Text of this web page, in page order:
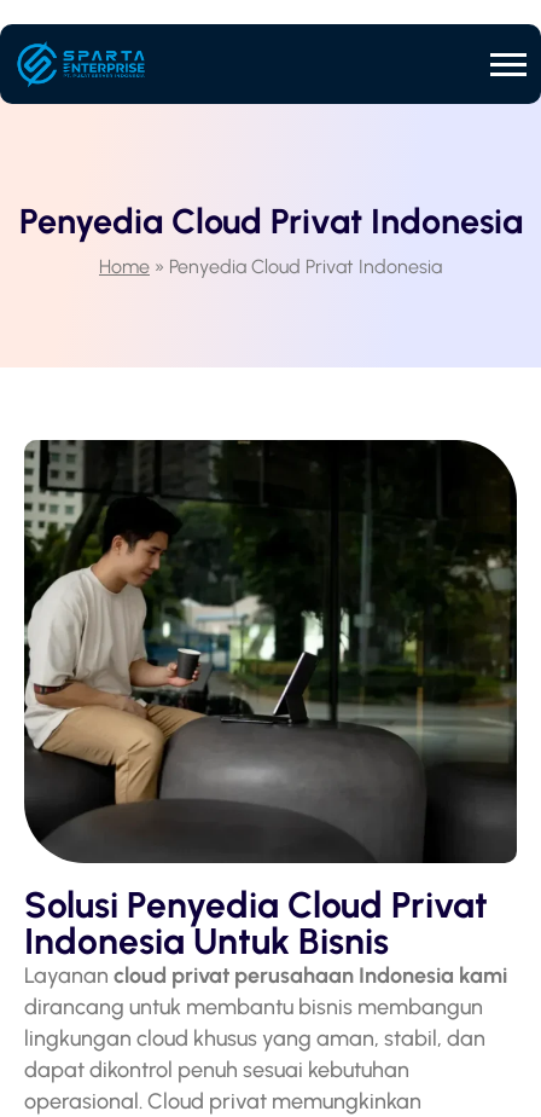
Penyedia Cloud Privat Indonesia
Home » Penyedia Cloud Privat Indonesia
Solusi Penyedia Cloud Privat
Indonesia Untuk Bisnis
Layanan cloud privat perusahaan Indonesia kami
dirancang untuk membantu bisnis membangun
lingkungan cloud khusus yang aman, stabil, dan
dapat dikontrol penuh sesuai kebutuhan
operasional. Cloud privat memungkinkan